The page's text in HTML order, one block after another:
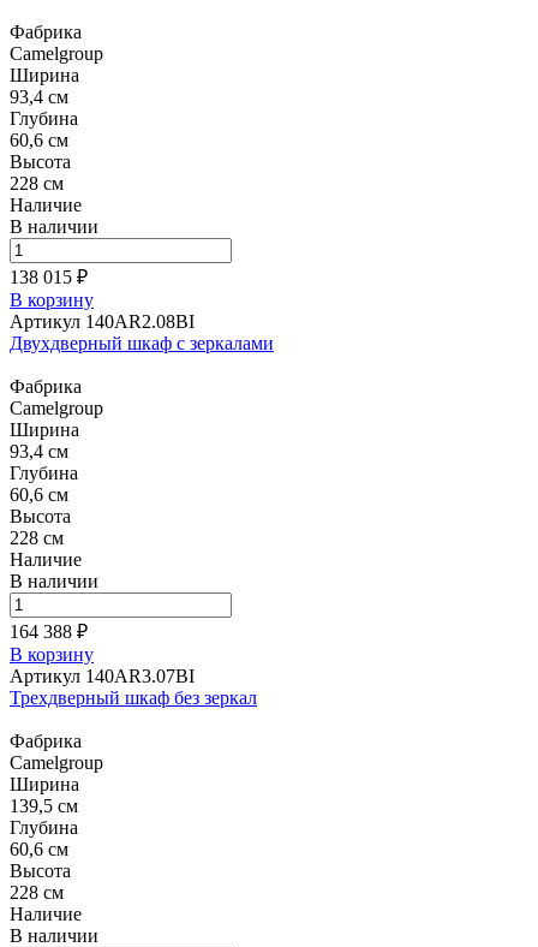
Фабрика
Camelgroup
Ширина
93,4 см
Глубина
60,6 см
Высота
228 см
Наличие
В наличии
138 015 ₽
В корзину
Артикул 140AR2.08BI
Двухдверный шкаф с зеркалами
Фабрика
Camelgroup
Ширина
93,4 см
Глубина
60,6 см
Высота
228 см
Наличие
В наличии
164 388 ₽
В корзину
Артикул 140AR3.07BI
Трехдверный шкаф без зеркал
Фабрика
Camelgroup
Ширина
139,5 см
Глубина
60,6 см
Высота
228 см
Наличие
В наличии